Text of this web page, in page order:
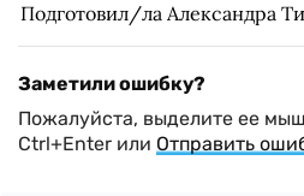
Подготовил/ла Александра
Заметили ошибку?
Пожалуйста, выделите ее
Ctrl+Enter или Отправить